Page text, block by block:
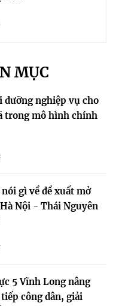
MỤC
dưỡng nghiệp vụ cho
trong mô hình chính
gì về đề xuất mở
Nội - Thái Nguyên
5 Vĩnh Long nâng
công dân, giải